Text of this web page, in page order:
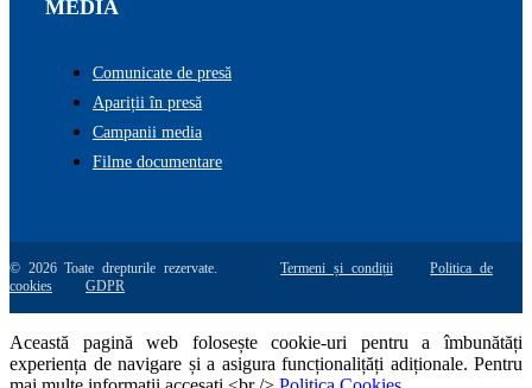
MEDIA
Comunicate de presă
Apariții în presă
Campanii media
Filme documentare
© 2026 Toate drepturile rezervate.Termeni și condiții
Politica de
cookies
GDPR
Această pagină web folosește cookie-uri pentru a îmbunătăți
experiența de navigare și a asigura funcționalițăți adiționale. Pentru